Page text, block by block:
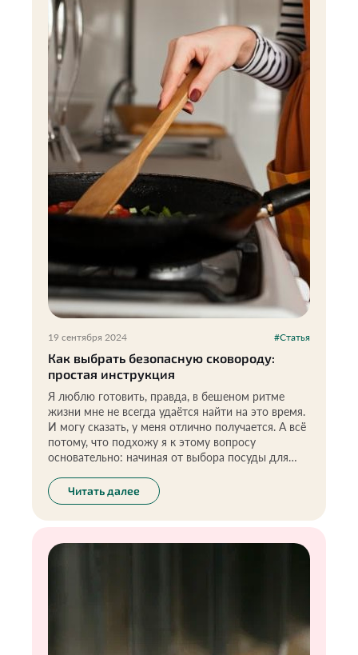
19 сентября 2024 #Статья
Как выбрать безопасную сковороду:
простая инструкция
Я люблю готовить, правда, в бешеном ритме
жизни мне не всегда удаётся найти на это время.
И могу сказать, у меня отлично получается. А всё
потому, что подхожу я к этому вопросу
основательно: начиная от выбора посуды для
подобранными ингредиентами.
Читать далее